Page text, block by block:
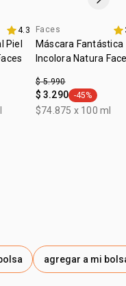
4.3
Piel
-55%
Faces
Máscara Fantástica
Incolora Natura
$ 5.990
$ 3.290 general.tag -
-45%
$74.875 x 100 ml
agregar a mi